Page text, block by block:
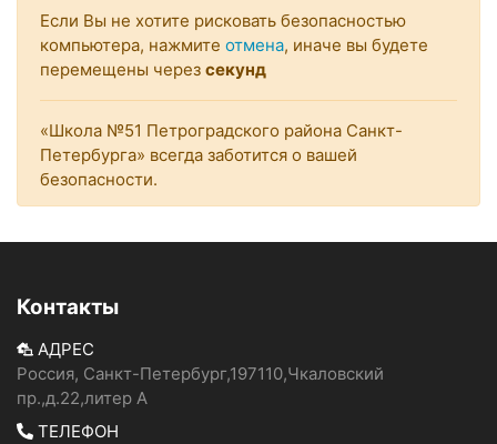
Если Вы не хотите рисковать безопасностью
компьютера, нажмите отмена, иначе вы будете
перемещены через секунд
«Школа №51 Петроградского района Санкт-
Петербурга» всегда заботится о вашей
безопасности.
Контакты
АДРЕС
Россия, Санкт-Петербург,197110,Чкаловский
пр.,д.22,литер А
ТЕЛЕФОН